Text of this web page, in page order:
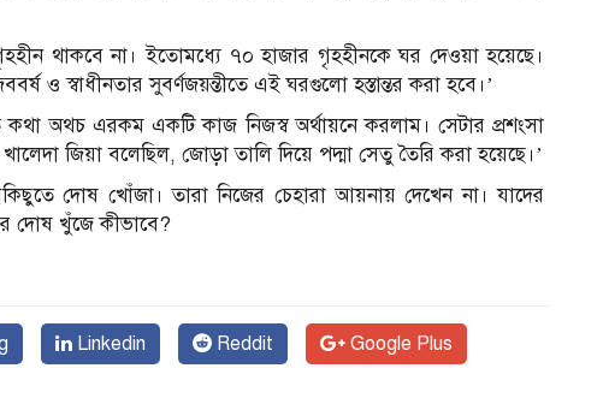
থাকবে না। ইতোমধ্যে ৭০ হাজার গৃহহীনকে ঘর দেওয়া হয়েছে।
ও স্বাধীনতার সুবর্ণজয়ন্তীতে এই ঘরগুলো হস্তান্তর করা হবে।’
কথা অথচ এরকম একটি কাজ নিজস্ব অর্থায়নে করলাম। সেটার প্রশংসা
জিয়া বলেছিল, জোড়া তালি দিয়ে পদ্মা সেতু তৈরি করা হয়েছে।’
দোষ খোঁজা। তারা নিজের চেহারা আয়নায় দেখেন না। যাদের
দোষ খুঁজে কীভাবে?
Linkedin Reddit Google Plus